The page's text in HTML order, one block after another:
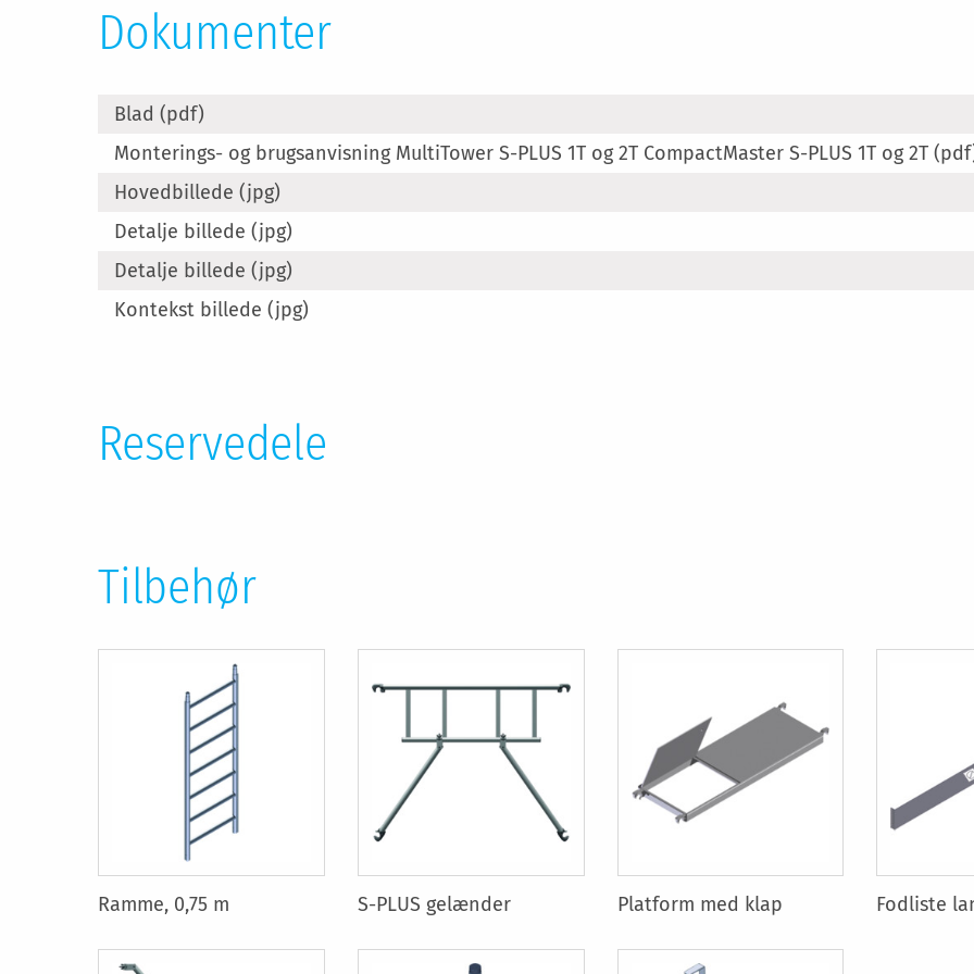
Dokumenter
Blad (pdf)
Monterings- og brugsanvisning MultiTower S-PLUS 1T og 2T CompactMaster S-PLUS 1T og 2T
Hovedbillede (jpg)
Detalje billede (jpg)
Detalje billede (jpg)
Kontekst billede (jpg)
Reservedele
Tilbehør
Ramme, 0,75 m S-PLUS gelænder Platform med klap Fodliste